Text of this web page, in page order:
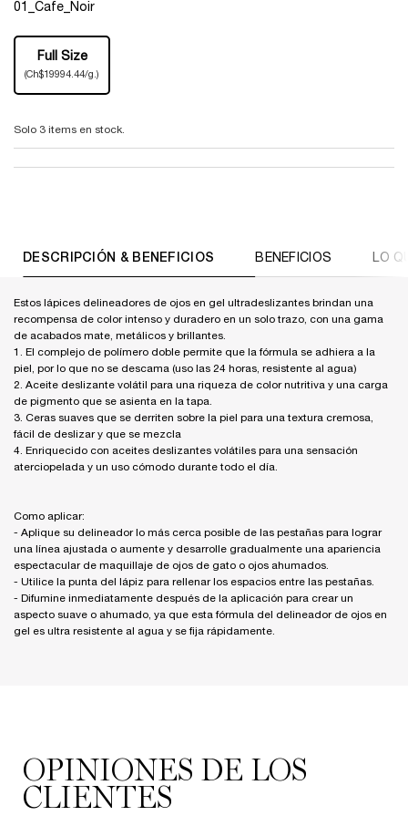
01_Cafe_Noir
Selected
Full Size
(Ch$19994.44/g.)
, 1 of 1
Solo 3 items en stock.
DESCRIPCIÓN & BENEFICIOS BENEFICIOS LO
Estos lápices delineadores de ojos en gel ultradeslizantes brindan una
recompensa de color intenso y duradero en un solo trazo, con una gama
de acabados mate, metálicos y brillantes.
1. El complejo de polímero doble permite que la fórmula se adhiera a la
piel, por lo que no se descama (uso las 24 horas, resistente al agua)
2. Aceite deslizante volátil para una riqueza de color nutritiva y una carga
de pigmento que se asienta en la tapa.
3. Ceras suaves que se derriten sobre la piel para una textura cremosa,
fácil de deslizar y que se mezcla
4. Enriquecido con aceites deslizantes volátiles para una sensación
aterciopelada y un uso cómodo durante todo el día.
Como aplicar:
- Aplique su delineador lo más cerca posible de las pestañas para lograr
una línea ajustada o aumente y desarrolle gradualmente una apariencia
espectacular de maquillaje de ojos de gato o ojos ahumados.
- Utilice la punta del lápiz para rellenar los espacios entre las pestañas.
- Difumine inmediatamente después de la aplicación para crear un
aspecto suave o ahumado, ya que esta fórmula del delineador de ojos en
gel es ultra resistente al agua y se fija rápidamente.
OPINIONES DE LOS
CLIENTES